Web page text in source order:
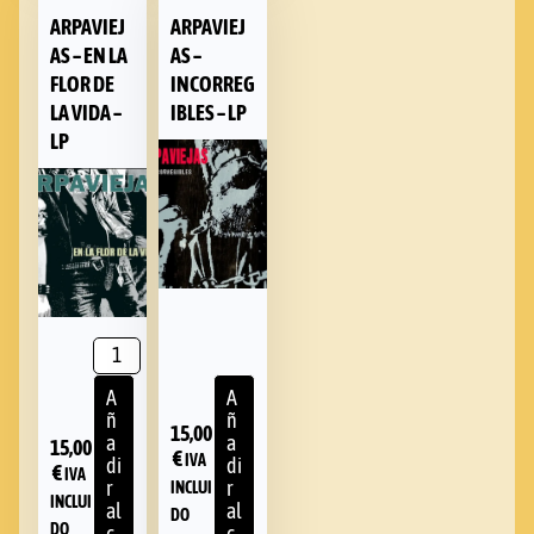
ARPAVIEJ
AS – EN LA
FLOR DE
LA VIDA –
LP
15,00
€ IVA
INCLUI
DO
A
ñ
a
di
r
al
ARPAVIEJ
AS –
INCORREG
IBLES – LP
15,00
€ IVA
INCLUI
DO
A
ñ
a
di
r
al